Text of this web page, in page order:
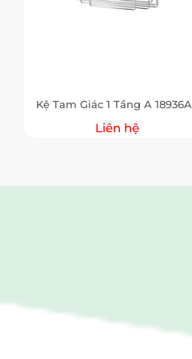
Kệ Tam Giác 1 Tầng A 18936A
Liên hệ